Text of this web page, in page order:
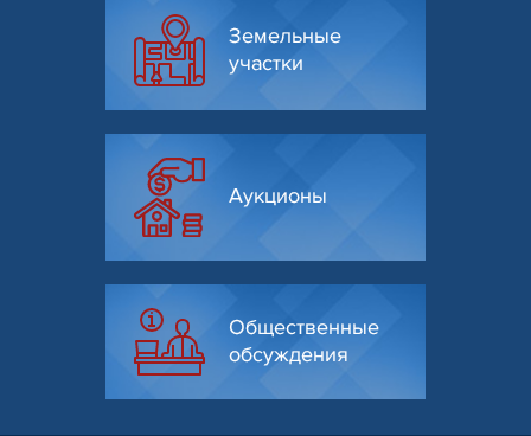
Земельные
участки
Аукционы
Общественные
обсуждения